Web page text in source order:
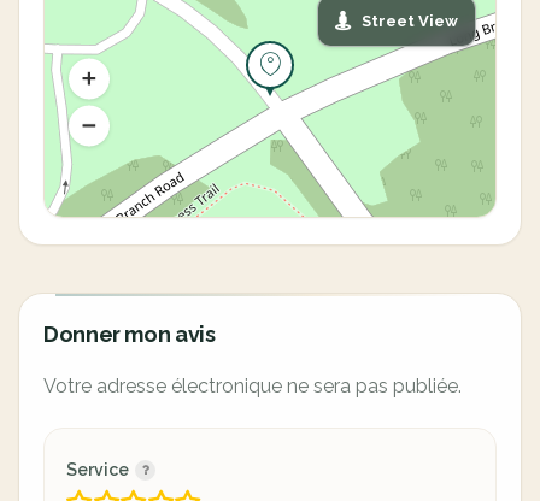
Street View
Donner mon avis
Votre adresse électronique ne sera pas publiée.
Service